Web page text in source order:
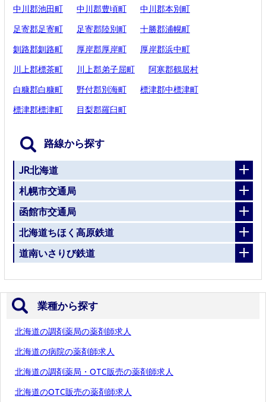
中川郡池田町 中川郡豊頃町 中川郡本別町
足寄郡足寄町 足寄郡陸別町 十勝郡浦幌町
釧路郡釧路町 厚岸郡厚岸町 厚岸郡浜中町
川上郡標茶町 川上郡弟子屈町 阿寒郡鶴居村
白糠郡白糠町 野付郡別海町 標津郡中標津町
標津郡標津町 目梨郡羅臼町
路線から探す
JR北海道
札幌市交通局
函館市交通局
北海道ちほく高原鉄道
道南いさりび鉄道
業種から探す
北海道の調剤薬局の薬剤師求人
北海道の病院の薬剤師求人
北海道の調剤薬局・OTC販売の薬剤師求人
北海道のOTC販売の薬剤師求人